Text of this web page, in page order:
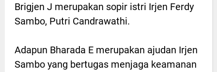
Brigjen J merupakan sopir istri Irjen Ferdy
Sambo, Putri Candrawathi.
Adapun Bharada E merupakan ajudan Irjen
Sambo yang bertugas menjaga keamanan